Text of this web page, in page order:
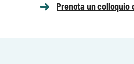
Prenota un colloquio